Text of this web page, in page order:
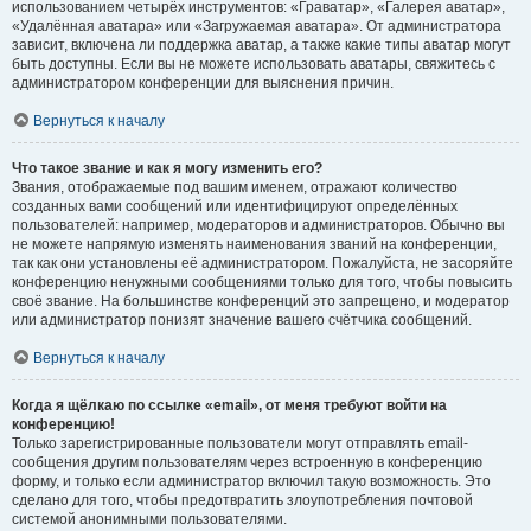
использованием четырёх инструментов: «Граватар», «Галерея аватар»,
«Удалённая аватара» или «Загружаемая аватара». От администратора
зависит, включена ли поддержка аватар, а также какие типы аватар могут
быть доступны. Если вы не можете использовать аватары, свяжитесь с
администратором конференции для выяснения причин.
Вернуться к началу
Что такое звание и как я могу изменить его?
Звания, отображаемые под вашим именем, отражают количество
созданных вами сообщений или идентифицируют определённых
пользователей: например, модераторов и администраторов. Обычно вы
не можете напрямую изменять наименования званий на конференции,
так как они установлены её администратором. Пожалуйста, не засоряйте
конференцию ненужными сообщениями только для того, чтобы повысить
своё звание. На большинстве конференций это запрещено, и модератор
или администратор понизят значение вашего счётчика сообщений.
Вернуться к началу
Когда я щёлкаю по ссылке «email», от меня требуют войти на
конференцию!
Только зарегистрированные пользователи могут отправлять email-
сообщения другим пользователям через встроенную в конференцию
форму, и только если администратор включил такую возможность. Это
сделано для того, чтобы предотвратить злоупотребления почтовой
системой анонимными пользователями.